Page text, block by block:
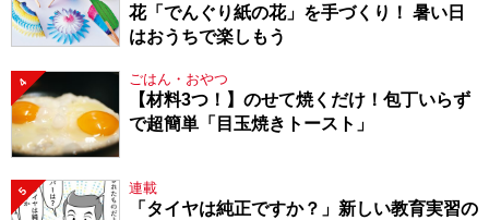
花「でんぐり紙の花」を手づくり！ 暑い日
はおうちで楽しもう
4 ごはん・おやつ
【材料3つ！】のせて焼くだけ！包丁いらず
で超簡単「目玉焼きトースト」
5 連載
「タイヤは純正ですか？」新しい教育実習の